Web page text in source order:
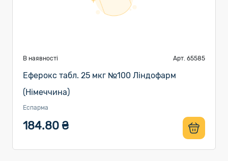
В наявності Арт. 65585
Еферокс табл. 25 мкг №100 Ліндофарм
(Німеччина)
Еспарма
184.80 ₴